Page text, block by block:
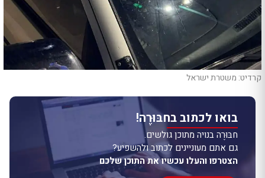
קרדיט: משטרת ישראל
בואו לכתוב בחבּוּרֶה!
חבּוּרֶה בנויה מתוכן גולשים.
גם אתם מעוניינים לכתוב ולהשפיע?
הצטרפו והעלו עכשיו את התוכן שלכם